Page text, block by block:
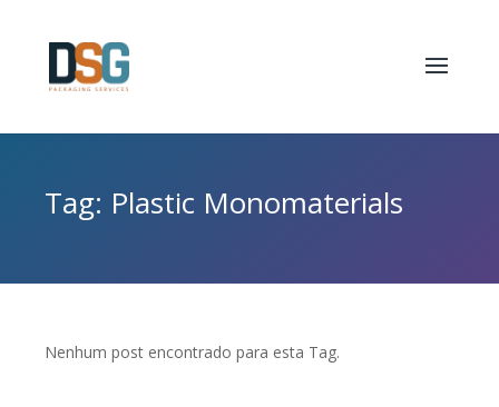
Tag: Plastic Monomaterials
Nenhum post encontrado para esta Tag.